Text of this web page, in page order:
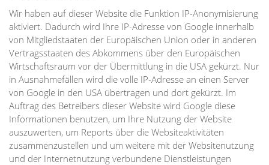
Wir haben auf dieser Website die Funktion IP-Anonymisierung
aktiviert. Dadurch wird Ihre IP-Adresse von Google innerhalb
von Mitgliedstaaten der Europäischen Union oder in anderen
Vertragsstaaten des Abkommens über den Europäischen
Wirtschaftsraum vor der Übermittlung in die USA gekürzt. Nur
in Ausnahmefällen wird die volle IP-Adresse an einen Server
von Google in den USA übertragen und dort gekürzt. Im
Auftrag des Betreibers dieser Website wird Google diese
Informationen benutzen, um Ihre Nutzung der Website
auszuwerten, um Reports über die Websiteaktivitäten
zusammenzustellen und um weitere mit der Websitenutzung
und der Internetnutzung verbundene Dienstleistungen